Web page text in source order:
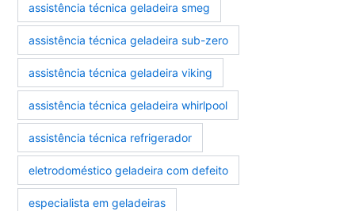
assistência técnica geladeira smeg
assistência técnica geladeira sub-zero
assistência técnica geladeira viking
assistência técnica geladeira whirlpool
assistência técnica refrigerador
eletrodoméstico geladeira com defeito
especialista em geladeiras